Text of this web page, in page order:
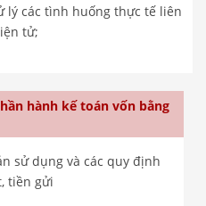
lý các tình huống thực tế liên
tử;
hành kế toán vốn bằng
sử dụng và các quy định
tiền gửi